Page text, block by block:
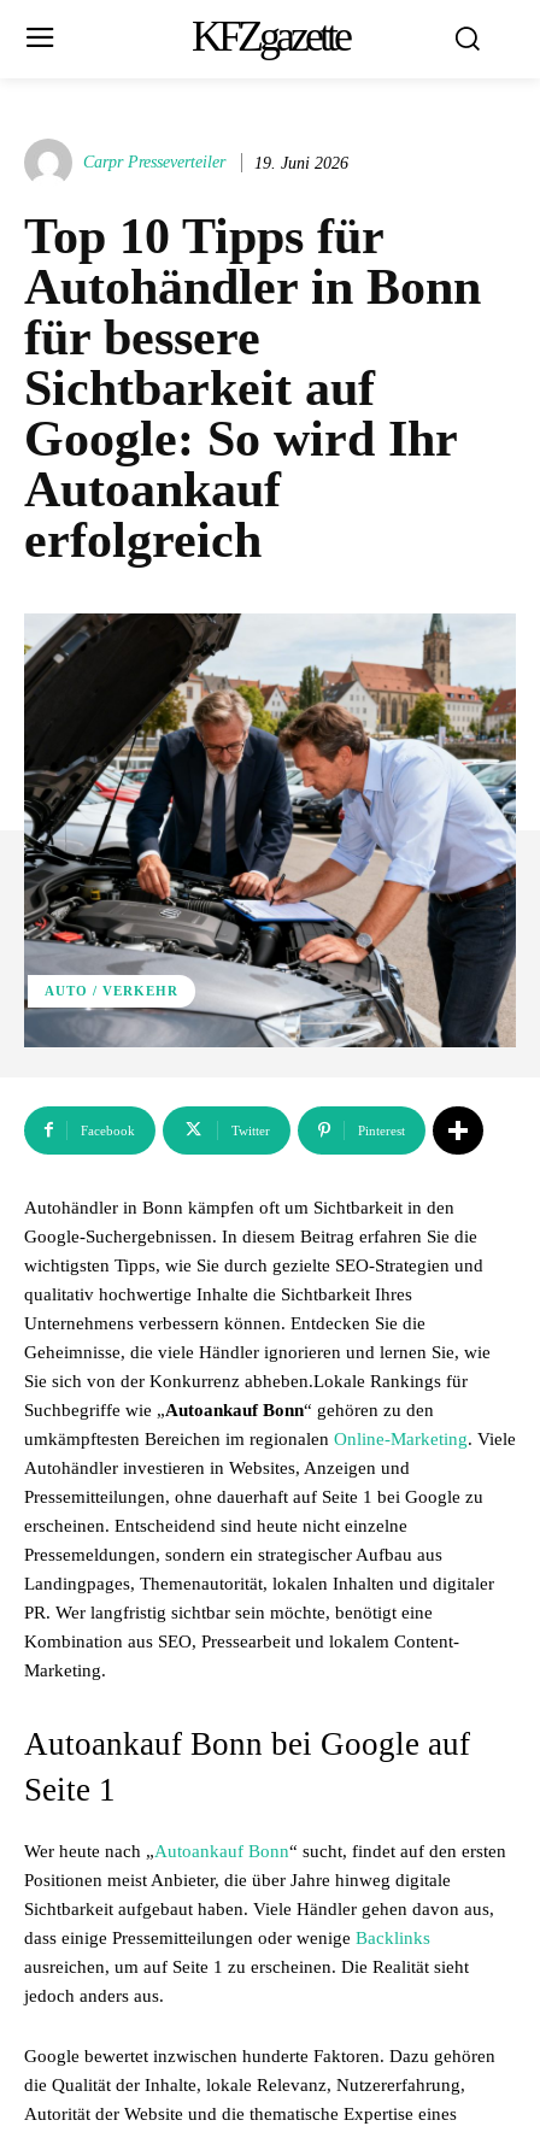
KFZgazette
Carpr Presseverteiler 19. Juni 2026
Top 10 Tipps für
Autohändler in Bonn
für bessere
Sichtbarkeit auf
Google: So wird Ihr
Autoankauf
erfolgreich
AUTO / VERKEHR
Facebook Twitter Pinterest
Autohändler in Bonn kämpfen oft um Sichtbarkeit in den
Google-Suchergebnissen. In diesem Beitrag erfahren Sie die
wichtigsten Tipps, wie Sie durch gezielte SEO-Strategien und
qualitativ hochwertige Inhalte die Sichtbarkeit Ihres
Unternehmens verbessern können. Entdecken Sie die
Geheimnisse, die viele Händler ignorieren und lernen Sie, wie
Sie sich von der Konkurrenz abheben.Lokale Rankings für
Suchbegriffe wie „Autoankauf Bonn“ gehören zu den
umkämpftesten Bereichen im regionalen Online-Marketing. Viele
Autohändler investieren in Websites, Anzeigen und
Pressemitteilungen, ohne dauerhaft auf Seite 1 bei Google zu
erscheinen. Entscheidend sind heute nicht einzelne
Pressemeldungen, sondern ein strategischer Aufbau aus
Landingpages, Themenautorität, lokalen Inhalten und digitaler
PR. Wer langfristig sichtbar sein möchte, benötigt eine
Kombination aus SEO, Pressearbeit und lokalem Content-
Marketing.
Autoankauf Bonn bei Google auf
Seite 1
Wer heute nach „Autoankauf Bonn“ sucht, findet auf den ersten
Positionen meist Anbieter, die über Jahre hinweg digitale
Sichtbarkeit aufgebaut haben. Viele Händler gehen davon aus,
dass einige Pressemitteilungen oder wenige Backlinks
ausreichen, um auf Seite 1 zu erscheinen. Die Realität sieht
jedoch anders aus.
Google bewertet inzwischen hunderte Faktoren. Dazu gehören
die Qualität der Inhalte, lokale Relevanz, Nutzererfahrung,
Autorität der Website und die thematische Expertise eines